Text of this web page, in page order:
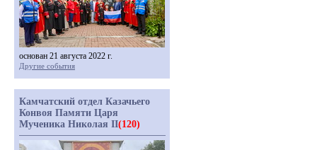
основан 21 августа 2022 г.
Другие события
Камчатский отдел Казачьего
Конвоя Памяти Царя
Мученика Николая II(120)